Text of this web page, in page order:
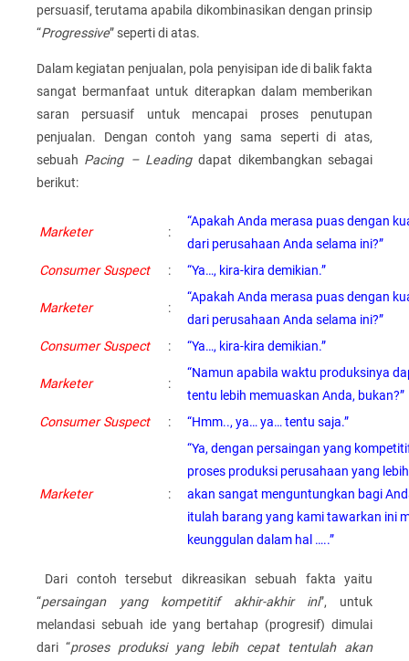
persuasif, terutama apabila dikombinasikan dengan prinsip
“Progressive” seperti di atas.
Dalam kegiatan penjualan, pola penyisipan ide di balik fakta
sangat bermanfaat untuk diterapkan dalam memberikan
saran persuasif untuk mencapai proses penutupan
penjualan. Dengan contoh yang sama seperti di atas,
sebuah Pacing – Leadingdapat dikembangkan sebagai
berikut:
Marketer :
“Apakah Anda merasa puas dengan
dari perusahaan Anda selama ini?”
Consumer Suspect
: “Ya…, kira-kira demikian.”
Marketer :
“Apakah Anda merasa puas dengan
dari perusahaan Anda selama ini?”
Consumer Suspect
: “Ya…, kira-kira demikian.”
Marketer :
“Namun apabila waktu produksinya
tentu lebih memuaskan Anda, bukan?”
Consumer Suspect
: “Hmm.., ya… ya… tentu saja.”
Marketer :
“Ya, dengan persaingan yang
proses produksi perusahaan yang
akan sangat menguntungkan bagi
itulah barang yang kami tawarkan ini
keunggulan dalam hal …..”
Dari contoh tersebut dikreasikan sebuah fakta yaitu
“persaingan yang kompetitif akhir-akhir ini”, untuk
melandasi sebuah ide yang bertahap (progresif) dimulai
dari “proses produksi yang lebih cepat tentulah akan